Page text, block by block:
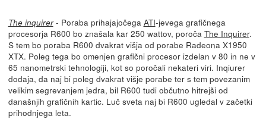
The inquirer- Poraba prihajajočega ATI-jevega grafičnega
procesorja R600 bo znašala kar 250 wattov, poroča The Inquirer.
S tem bo poraba R600 dvakrat višja od porabe Radeona X1950
XTX. Poleg tega bo omenjen grafični procesor izdelan v 80 in ne v
65 nanometrski tehnologiji, kot so poročali nekateri viri. Inqiurer
dodaja, da naj bi poleg dvakrat višje porabe ter s tem povezanim
velikim segrevanjem jedra, bil R600 tudi občutno hitrejši od
današnjih grafičnih kartic. Luč sveta naj bi R600 ugledal v začetki
prihodnjega leta.